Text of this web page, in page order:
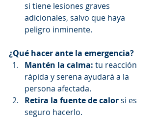
si tiene lesiones graves
adicionales, salvo que haya
peligro inminente.
¿Qué hacer ante la emergencia?
Mantén la calma: tu reacción
rápida y serena ayudará a la
persona afectada.
Retira la fuente de calor si es
seguro hacerlo.